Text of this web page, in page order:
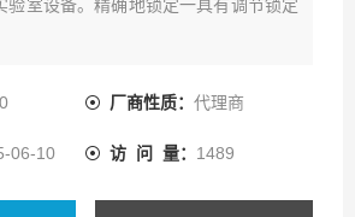
验室设备。精确地锁定一具有调节锁定
厂商性质： 代理商
06-10 访 问 量： 1489